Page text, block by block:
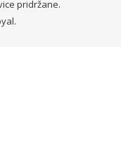
pridržane.
.